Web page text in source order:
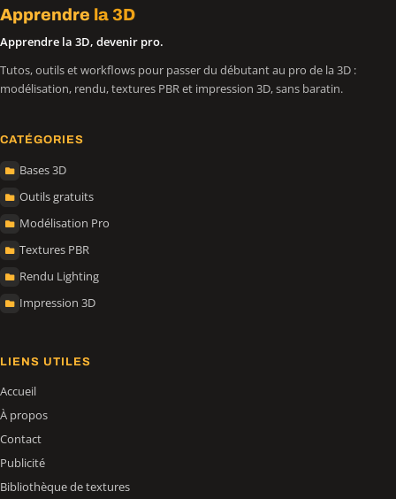
Apprendre la 3D
Apprendre la 3D, devenir pro.
Tutos, outils et workflows pour passer du débutant au pro de la 3D :
modélisation, rendu, textures PBR et impression 3D, sans baratin.
CATÉGORIES
Bases 3D
Outils gratuits
Modélisation Pro
Textures PBR
Rendu Lighting
Impression 3D
LIENS UTILES
Accueil
À propos
Contact
Publicité
Bibliothèque de textures